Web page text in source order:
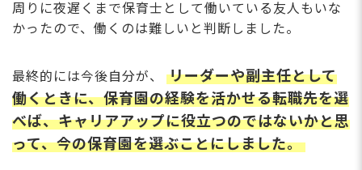
周りに夜遅くまで保育士として働いている友人もいな
かったので、働くのは難しいと判断しました。
最終的には今後自分が、
リーダーや副主任として
働くときに、保育園の経験を活かせる転職先を選
べば、キャリアアップに役立つのではないかと思
って、今の保育園を選ぶことにしました。